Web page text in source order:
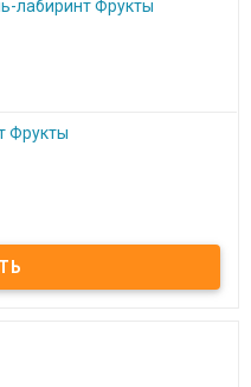
Фрукты